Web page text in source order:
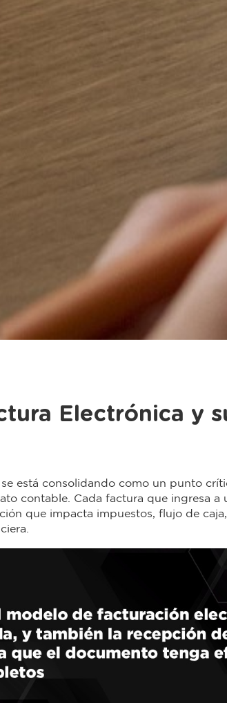
Electrónica y
está consolidando como un punto
contable. Cada factura que ingresa a
que impacta impuestos, flujo de